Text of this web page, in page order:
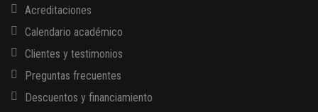
Acreditaciones
Calendario académico
Clientes y testimonios
Preguntas frecuentes
Descuentos y financiamiento